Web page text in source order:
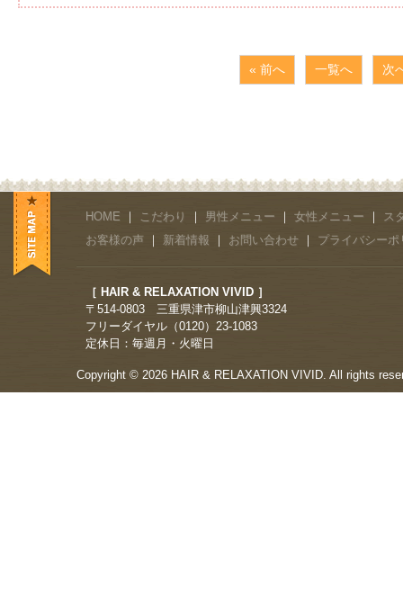
« 前へ 一覧へ 次
HOME ｜ こだわり ｜ 男性メニュー ｜ 女性メニュー ｜
ス
お客様の声 ｜ 新着情報 ｜ お問い合わせ ｜ プライバシーポ
［ HAIR & RELAXATION VIVID ］
〒514-0803 三重県津市柳山津興3324
フリーダイヤル（0120）23-1083
定休日：毎週月・火曜日
Copyright © 2026 HAIR & RELAXATION VIVID. All rights